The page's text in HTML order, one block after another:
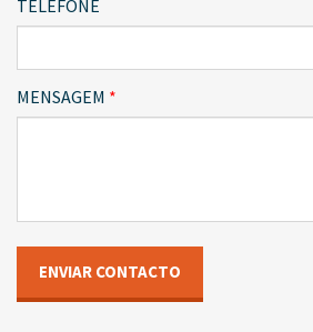
TELEFONE
MENSAGEM